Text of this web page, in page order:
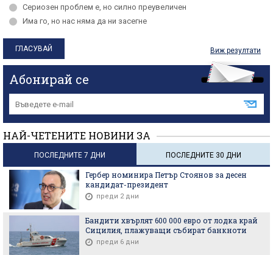
Сериозен проблем е, но силно преувеличен
Има го, но нас няма да ни засегне
Виж резултати
Абонирай се
НАЙ-ЧЕТЕНИТЕ НОВИНИ ЗА
ПОСЛЕДНИТЕ 7 ДНИ ПОСЛЕДНИТЕ 30 ДНИ
Гербер номинира Петър Стоянов за десен
кандидат-президент
преди 2 дни
Бандити хвърлят 600 000 евро от лодка край
Сицилия, плажуващи събират банкноти
преди 6 дни